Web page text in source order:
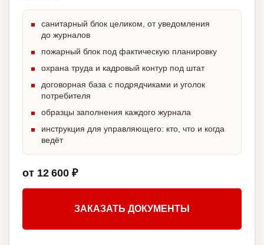
санитарный блок целиком, от уведомления
до журналов
пожарный блок под фактическую планировку
охрана труда и кадровый контур под штат
договорная база с подрядчиками и уголок
потребителя
образцы заполнения каждого журнала
инструкция для управляющего: кто, что и когда
ведёт
от 12 600 ₽
ЗАКАЗАТЬ ДОКУМЕНТЫ